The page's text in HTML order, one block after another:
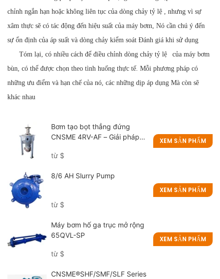
chỉnh ngắn hạn hoặc không liên tục của dòng chảy tỷ lệ , nhưng vì sự
xâm thực sẽ có tác động đến hiệu suất của máy bơm, Nó cần chú ý đến
sự ổn định của áp suất và dòng chảy kiểm soát Đánh giá khi sử dụng
Tóm lại, có nhiều cách để điều chỉnh dòng chảy tỷ lệ
của máy bơm
bùn, có thể được chọn theo tình huống thực tế. Mỗi phương pháp có
những ưu điểm và hạn chế của nó, các những dịp áp dụng Mà còn sẽ
khác nhau
Bơm tạo bọt thẳng đứng
CNSME 4RV-AF – Giải pháp
tạo bọt dạng lỏng.
từ $
XEM SẢN PHẨM
8/6 AH Slurry Pump
từ $
XEM SẢN PHẨM
Máy bơm hố ga trục mở rộng
65QVL-SP
từ $
XEM SẢN PHẨM
CNSME®SHF/SMF/SLF Series